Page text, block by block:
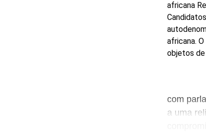
africana
africana.
objetos de
com
a uma